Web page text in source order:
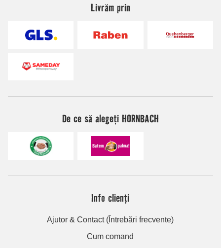
Livrăm prin
De ce să alegeți HORNBACH
Info clienți
Ajutor & Contact (Întrebări frecvente)
Cum comand